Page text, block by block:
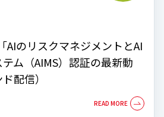
AIのリスクマネジメントとAI
ム（AIMS）認証の最新動
配信）